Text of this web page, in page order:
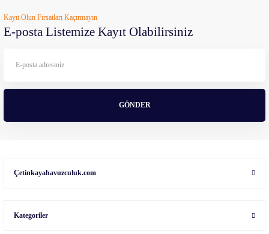
Kayıt Olun Fırsatları Kaçırmayın
E-posta Listemize Kayıt Olabilirsiniz
GÖNDER
Çetinkayahavuzculuk.com
Kategoriler